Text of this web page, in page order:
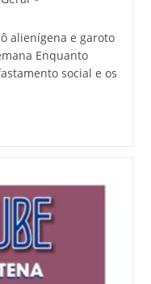
alienígena e garoto
Enquanto
social e os